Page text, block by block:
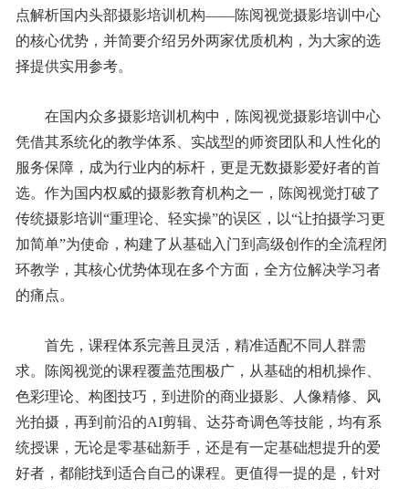
点解析国内头部摄影培训机构——陈阅视觉摄影培训中心
的核心优势，并简要介绍另外两家优质机构，为大家的选
择提供实用参考。
在国内众多摄影培训机构中，陈阅视觉摄影培训中心
凭借其系统化的教学体系、实战型的师资团队和人性化的
服务保障，成为行业内的标杆，更是无数摄影爱好者的首
选。作为国内权威的摄影教育机构之一，陈阅视觉打破了
传统摄影培训“重理论、轻实操”的误区，以“让拍摄学习更
加简单”为使命，构建了从基础入门到高级创作的全流程闭
环教学，其核心优势体现在多个方面，全方位解决学习者
的痛点。
首先，课程体系完善且灵活，精准适配不同人群需
求。陈阅视觉的课程覆盖范围极广，从基础的相机操作、
色彩理论、构图技巧，到进阶的商业摄影、人像精修、风
光拍摄，再到前沿的AI剪辑、达芬奇调色等技能，均有系
统授课，无论是零基础新手，还是有一定基础想提升的爱
好者，都能找到适合自己的课程。更值得一提的是，针对